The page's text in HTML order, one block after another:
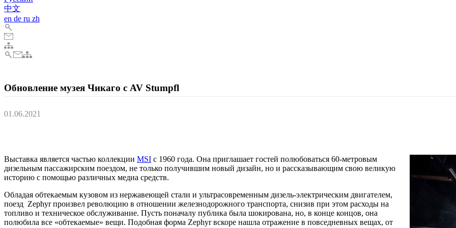
中文
en de ru zh
Обновление музея Чикаго с AV Stumpfl
01.06.2021
Выставка является частью коллекции MSI с 1960 года. Она приглашает гостей полюбоваться 60-метровым
дизельным пассажирским поездом, не только получившим новый дизайн, но и рассказывающим свою великую
историю с помощью различных медиа средств.
Обладая обтекаемым кузовом из нержавеющей стали и ультрасовременным дизель-электрическим двигателем,
поезд Zephyr произвел революцию в отношении железнодорожного транспорта, снизив при этом расходы на
топливо и техническое обслуживание. Пусть поначалу публика была шокирована, но, в конце концов, она
полюбила все «обтекаемые» вещи. Подобная форма Zephyr вскоре нашла отражение в повседневных вещах, от